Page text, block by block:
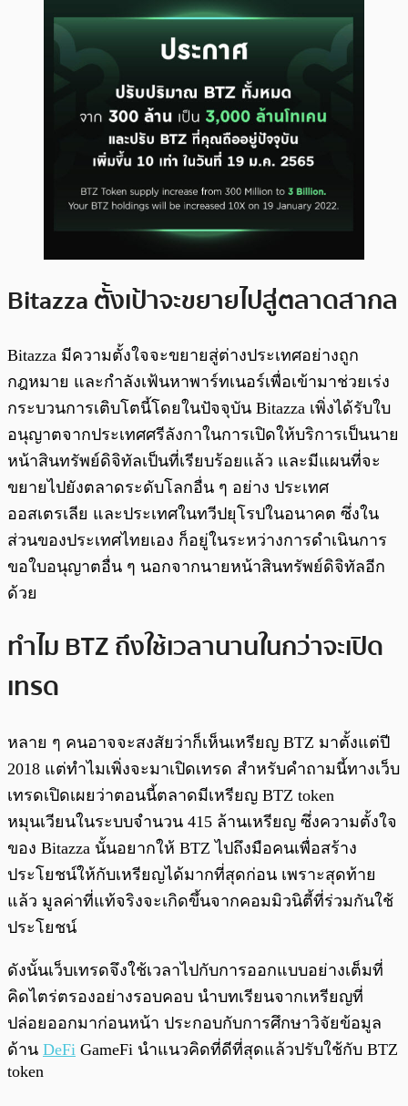
Bitazza ตั้งเป้าจะขยายไปสู่ตลาดสากล
Bitazza มีความตั้งใจจะขยายสู่ต่างประเทศอย่างถูก
กฎหมาย และกำลังเฟ้นหาพาร์ทเนอร์เพื่อเข้ามาช่วยเร่ง
กระบวนการเติบโตนี้โดยในปัจจุบัน Bitazza เพิ่งได้รับใบ
อนุญาตจากประเทศศรีลังกาในการเปิดให้บริการเป็นนาย
หน้าสินทรัพย์ดิจิทัลเป็นที่เรียบร้อยแล้ว และมีแผนที่จะ
ขยายไปยังตลาดระดับโลกอื่น ๆ อย่าง ประเทศ
ออสเตรเลีย และประเทศในทวีปยุโรปในอนาคต ซึ่งใน
ส่วนของประเทศไทยเอง ก็อยู่ในระหว่างการดำเนินการ
ขอใบอนุญาตอื่น ๆ นอกจากนายหน้าสินทรัพย์ดิจิทัลอีก
ด้วย
ทำไม BTZ ถึงใช้เวลานานในกว่าจะเปิด
เทรด
หลาย ๆ คนอาจจะสงสัยว่าก็เห็นเหรียญ BTZ มาตั้งแต่ปี
2018 แต่ทำไมเพิ่งจะมาเปิดเทรด สำหรับคำถามนี้ทางเว็บ
เทรดเปิดเผยว่าตอนนี้ตลาดมีเหรียญ BTZ token
หมุนเวียนในระบบจำนวน 415 ล้านเหรียญ ซึ่งความตั้งใจ
ของ Bitazza นั้นอยากให้ BTZ ไปถึงมือคนเพื่อสร้าง
ประโยชน์ให้กับเหรียญได้มากที่สุดก่อน เพราะสุดท้าย
แล้ว มูลค่าที่แท้จริงจะเกิดขึ้นจากคอมมิวนิตี้ที่ร่วมกันใช้
ประโยชน์
ดังนั้นเว็บเทรดจึงใช้เวลาไปกับการออกแบบอย่างเต็มที่
คิดไตร่ตรองอย่างรอบคอบ นำบทเรียนจากเหรียญที่
ปล่อยออกมาก่อนหน้า ประกอบกับการศึกษาวิจัยข้อมูล
ด้าน DeFi GameFi นำแนวคิดที่ดีที่สุดแล้วปรับใช้กับ BTZ
token